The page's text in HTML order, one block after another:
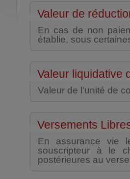
Valeur de
En cas de non
établie, sous
Valeur liquidative
Valeur de l'unité de
Versements
En assurance vie
souscripteur à le
postérieures au